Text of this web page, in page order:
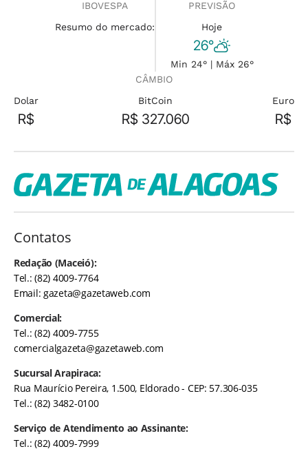
IBOVESPA
Resumo do mercado:
PREVISÃO
Hoje
26°
Min 24° | Máx 26°
CÂMBIO
Dolar
R$
BitCoin
R$ 327.060
Euro
R$
Contatos
Redação (Maceió):
Tel.: (82) 4009-7764
Email:gazeta@gazetaweb.com
Comercial:
Tel.: (82) 4009-7755
comercialgazeta@gazetaweb.com
Sucursal Arapiraca:
Rua Maurício Pereira, 1.500, Eldorado - CEP: 57.306-035
Tel.: (82) 3482-0100
Serviço de Atendimento ao Assinante:
Tel.: (82) 4009-7999